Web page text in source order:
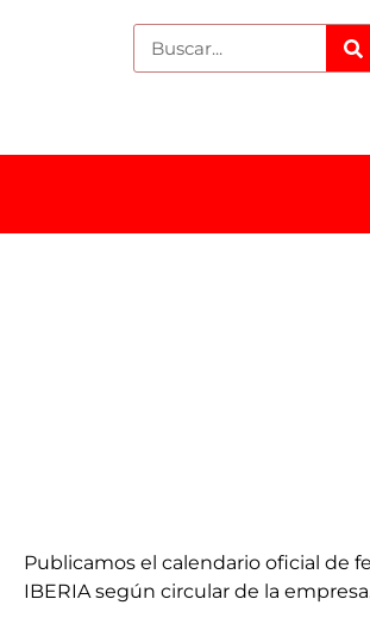
Publicamos el calendario oficial de
IBERIA según circular de la